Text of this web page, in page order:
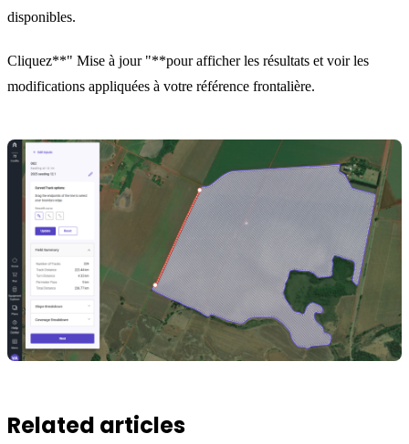
disponibles.
Cliquez**" Mise à jour "**pour afficher les résultats et voir les
modifications appliquées à votre référence frontalière.
Related articles